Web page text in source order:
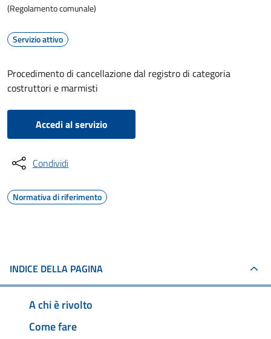
(Regolamento comunale)
Servizio attivo
Procedimento di cancellazione dal registro di categoria
costruttori e marmisti
Accedi al servizio
Condividi
Normativa di riferimento
INDICE DELLA PAGINA
A chi è rivolto
Come fare